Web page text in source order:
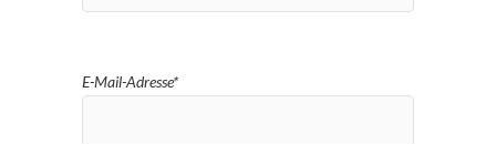
E-Mail-Adresse*